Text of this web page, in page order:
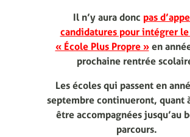
Il n’y aura donc pas
candidatures pour intégrer
« École Plus Propre »en
prochaine rentrée
Les écoles qui passent en
septembre continueront, quant
être accompagnées jusqu’au
parcours.